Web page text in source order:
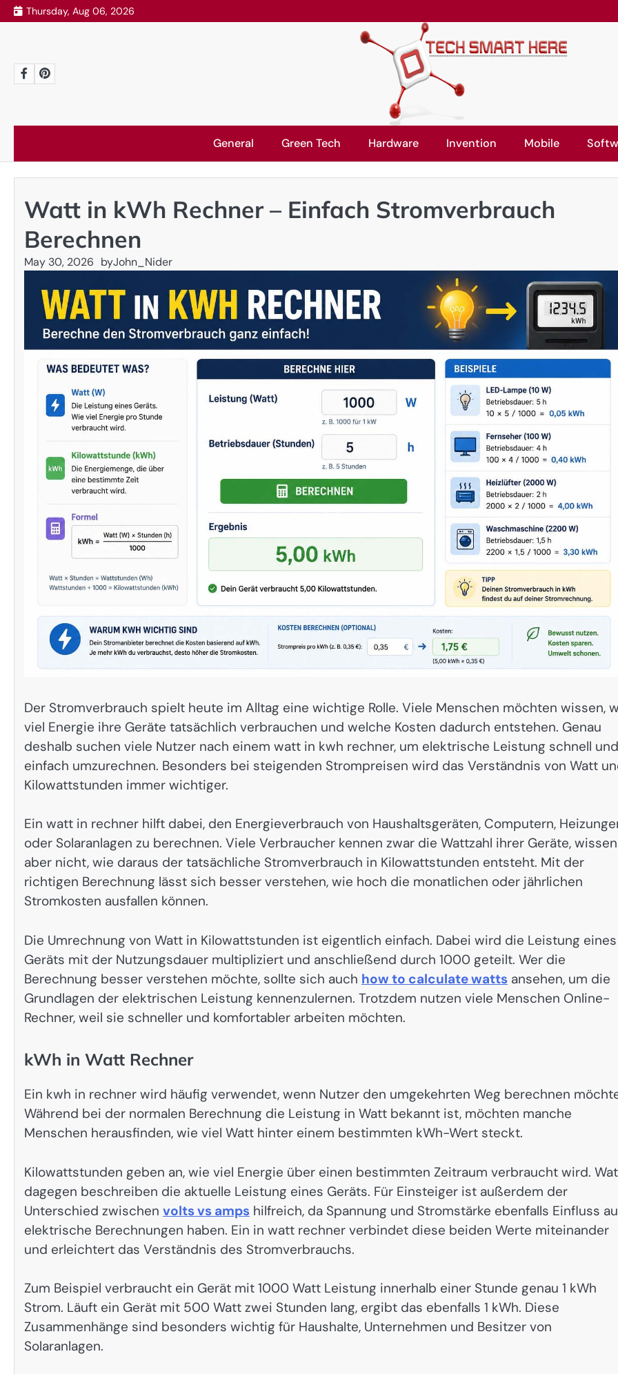
Skip
to
Thursday, Aug 06, 2026
FacebookPinterest
General Green Tech Hardware Invention Mobile
Watt in kWh Rechner – Einfach Stromverbrauch
Berechnen
May 30, 2026 byJohn_Nider
Der Stromverbrauch spielt heute im Alltag eine wichtige Rolle. Viele Menschen möchten wissen,
viel Energie ihre Geräte tatsächlich verbrauchen und welche Kosten dadurch entstehen. Genau
deshalb suchen viele Nutzer nach einem watt in kwh rechner, um elektrische Leistung schnell und
einfach umzurechnen. Besonders bei steigenden Strompreisen wird das Verständnis von Watt
Kilowattstunden immer wichtiger.
Ein watt in rechner hilft dabei, den Energieverbrauch von Haushaltsgeräten, Computern,
oder Solaranlagen zu berechnen. Viele Verbraucher kennen zwar die Wattzahl ihrer Geräte, wissen
aber nicht, wie daraus der tatsächliche Stromverbrauch in Kilowattstunden entsteht. Mit der
richtigen Berechnung lässt sich besser verstehen, wie hoch die monatlichen oder jährlichen
Stromkosten ausfallen können.
Die Umrechnung von Watt in Kilowattstunden ist eigentlich einfach. Dabei wird die Leistung eines
Geräts mit der Nutzungsdauer multipliziert und anschließend durch 1000 geteilt. Wer die
Berechnung besser verstehen möchte, sollte sich auch how to calculate watts ansehen, um die
Grundlagen der elektrischen Leistung kennenzulernen. Trotzdem nutzen viele Menschen Online-
Rechner, weil sie schneller und komfortabler arbeiten möchten.
kWh in Watt Rechner
Ein kwh in rechner wird häufig verwendet, wenn Nutzer den umgekehrten Weg berechnen
Während bei der normalen Berechnung die Leistung in Watt bekannt ist, möchten manche
Menschen herausfinden, wie viel Watt hinter einem bestimmten kWh-Wert steckt.
Kilowattstunden geben an, wie viel Energie über einen bestimmten Zeitraum verbraucht wird.
dagegen beschreiben die aktuelle Leistung eines Geräts. Für Einsteiger ist außerdem der
Unterschied zwischen volts vs amps hilfreich, da Spannung und Stromstärke ebenfalls Einfluss
elektrische Berechnungen haben. Ein in watt rechner verbindet diese beiden Werte miteinander
und erleichtert das Verständnis des Stromverbrauchs.
Zum Beispiel verbraucht ein Gerät mit 1000 Watt Leistung innerhalb einer Stunde genau 1 kWh
Strom. Läuft ein Gerät mit 500 Watt zwei Stunden lang, ergibt das ebenfalls 1 kWh. Diese
Zusammenhänge sind besonders wichtig für Haushalte, Unternehmen und Besitzer von
Solaranlagen.